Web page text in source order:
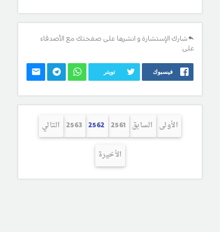
شارك الإستشارة و انشرها على صفحتك مع الأصدقاء
على:
فيسبوك تويتر
الأولى السابق 2561
2562
2563 التالي
الأخيرة